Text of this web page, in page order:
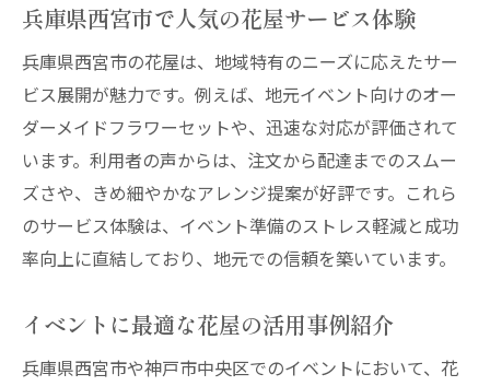
プリザーブドフラワーで叶える贈り物体験
花屋のアイデアでイベントを華やかに演出
バルーン付き花ギフトでイベントを華やかに
花屋のバルーンギフトでサプライズ演出
神戸のバルーンショップと花屋の選び方
イベント向けバルーン花ギフトの活用方法
おしゃれ花屋で人気のバルーンセット紹介
バルーン付きギフトで印象的なイベントに
神戸の花屋選びでイベントをもっと特別に
兵庫県西宮市で人気の花屋サービス体験
兵庫県西宮市の花屋は、地域特有のニーズに応えたサー
ビス展開が魅力です。例えば、地元イベント向けのオー
ダーメイドフラワーセットや、迅速な対応が評価されて
います。利用者の声からは、注文から配達までのスムー
ズさや、きめ細やかなアレンジ提案が好評です。これら
のサービス体験は、イベント準備のストレス軽減と成功
率向上に直結しており、地元での信頼を築いています。
イベントに最適な花屋の活用事例紹介
兵庫県西宮市や神戸市中央区でのイベントにおいて、花